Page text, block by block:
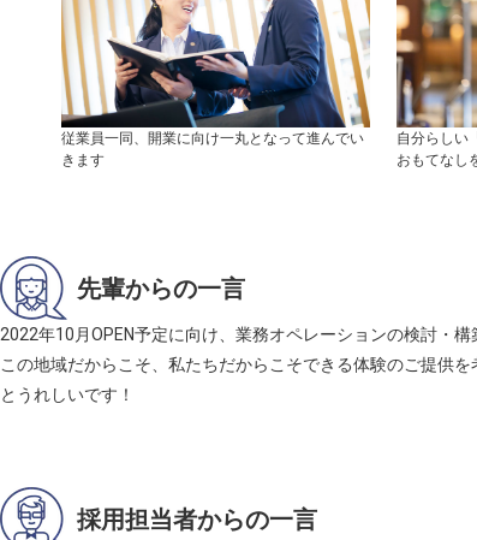
従業員一同、開業に向け一丸となって進んでい
きます
自分らしい
おもてなし
先輩からの一言
2022年10月OPEN予定に向け、業務オペレーションの検討・
この地域だからこそ、私たちだからこそできる体験のご提供
とうれしいです！
採用担当者からの一言